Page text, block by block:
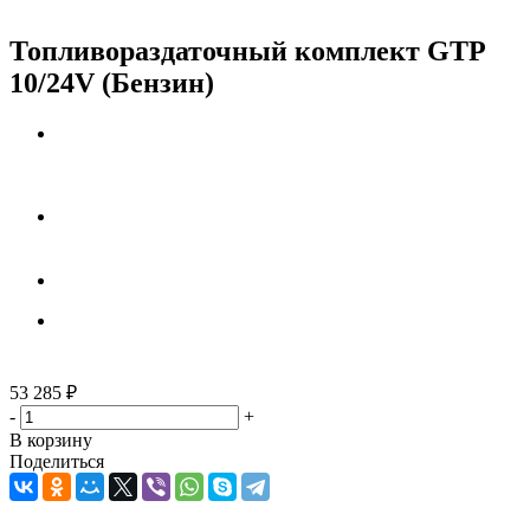
Топливораздаточный комплект GTP
10/24V (Бензин)
53 285 ₽
-
+
В корзину
Поделиться